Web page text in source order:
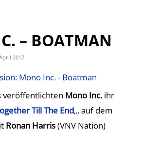
– BOATMAN
2017
veröffentlichten Mono Inc. ihr
Till The End„, auf dem
Ronan Harris(VNV Nation)